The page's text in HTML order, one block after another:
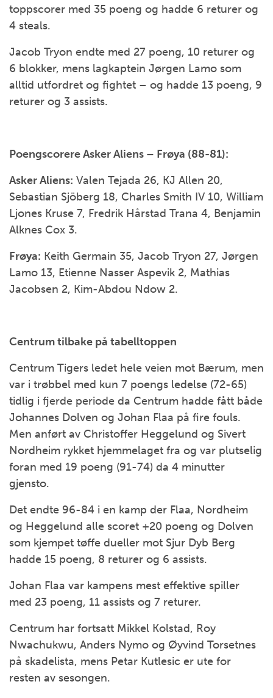
toppscorer med 35 poeng og hadde 6 returer og
4 steals.
Jacob Tryon endte med 27 poeng, 10 returer og
6 blokker, mens lagkaptein Jørgen Lamo som
alltid utfordret og fightet – og hadde 13 poeng, 9
returer og 3 assists.
Poengscorere Asker Aliens – Frøya (88-81):
Asker Aliens: Valen Tejada 26, KJ Allen 20,
Sebastian Sjöberg 18, Charles Smith IV 10, William
Ljones Kruse 7, Fredrik Hårstad Trana 4, Benjamin
Alknes Cox 3.
Frøya: Keith Germain 35, Jacob Tryon 27, Jørgen
Lamo 13, Etienne Nasser Aspevik 2, Mathias
Jacobsen 2, Kim-Abdou Ndow 2.
Centrum tilbake på tabelltoppen
Centrum Tigers ledet hele veien mot Bærum, men
var i trøbbel med kun 7 poengs ledelse (72-65)
tidlig i fjerde periode da Centrum hadde fått både
Johannes Dolven og Johan Flaa på fire fouls.
Men anført av Christoffer Heggelund og Sivert
Nordheim rykket hjemmelaget fra og var plutselig
foran med 19 poeng (91-74) da 4 minutter
gjensto.
Det endte 96-84 i en kamp der Flaa, Nordheim
og Heggelund alle scoret +20 poeng og Dolven
som kjempet tøffe dueller mot Sjur Dyb Berg
hadde 15 poeng, 8 returer og 6 assists.
Johan Flaa var kampens mest effektive spiller
med 23 poeng, 11 assists og 7 returer.
Centrum har fortsatt Mikkel Kolstad, Roy
Nwachukwu, Anders Nymo og Øyvind Torsetnes
på skadelista, mens Petar Kutlesic er ute for
resten av sesongen.